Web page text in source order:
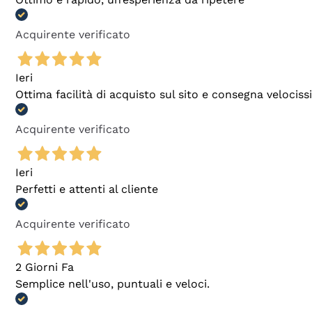
Acquirente verificato
Ieri
Ottima facilità di acquisto sul sito e consegna
Acquirente verificato
Ieri
Perfetti e attenti al cliente
Acquirente verificato
2 Giorni Fa
Semplice nell'uso, puntuali e veloci.